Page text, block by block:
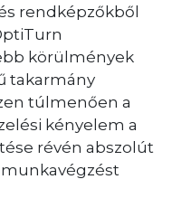
rendképzőkből
körülmények
takarmány
túlmenően a
kényelem a
révén abszolút